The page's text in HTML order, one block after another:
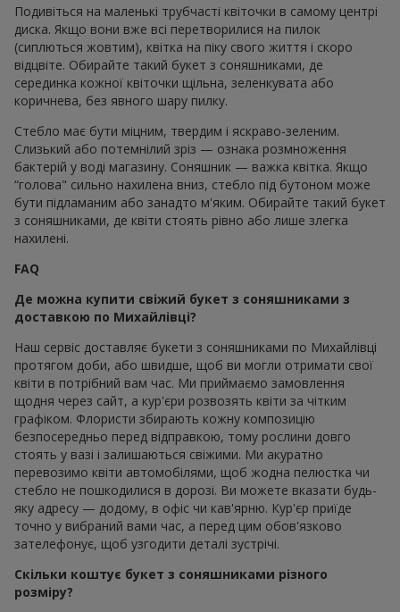
Подивіться на маленькі трубчасті квіточки в самому центрі
диска. Якщо вони вже всі перетворилися на пилок
(сиплються жовтим), квітка на піку свого життя і скоро
відцвіте. Обирайте такий букет з соняшниками, де
серединка кожної квіточки щільна, зеленкувата або
коричнева, без явного шару пилку.
Стебло має бути міцним, твердим і яскраво-зеленим.
Слизький або потемнілий зріз — ознака розмноження
бактерій у воді магазину. Соняшник — важка квітка. Якщо
“голова" сильно нахилена вниз, стебло під бутоном може
бути підламаним або занадто м'яким. Обирайте такий букет
з соняшниками, де квіти стоять рівно або лише злегка
нахилені.
FAQ
Де можна купити свіжий букет з соняшниками з
доставкою по Михайлівці?
Наш сервіс доставляє букети з соняшниками по Михайлівці
протягом доби, або швидше, щоб ви могли отримати свої
квіти в потрібний вам час. Ми приймаємо замовлення
щодня через сайт, а кур'єри розвозять квіти за чітким
графіком. Флористи збирають кожну композицію
безпосередньо перед відправкою, тому рослини довго
стоять у вазі і залишаються свіжими. Ми акуратно
перевозимо квіти автомобілями, щоб жодна пелюстка чи
стебло не пошкодилися в дорозі. Ви можете вказати будь-
яку адресу — додому, в офіс чи кав'ярню. Кур'єр приїде
точно у вибраний вами час, а перед цим обов'язково
зателефонує, щоб узгодити деталі зустрічі.
Скільки коштує букет з соняшниками різного
розміру?